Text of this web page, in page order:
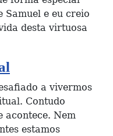
Samuel e eu creio
desta virtuosa
a vivermos
Contudo
acontece. Nem
estamos